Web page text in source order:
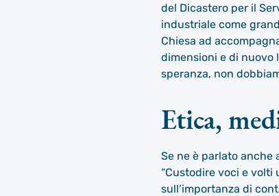
del Dicastero per il
industriale come
Chiesa ad
dimensioni e di nuovo
speranza, non
Etica,
Se ne è parlato anche
“Custodire voci e volti
sull’importanza di